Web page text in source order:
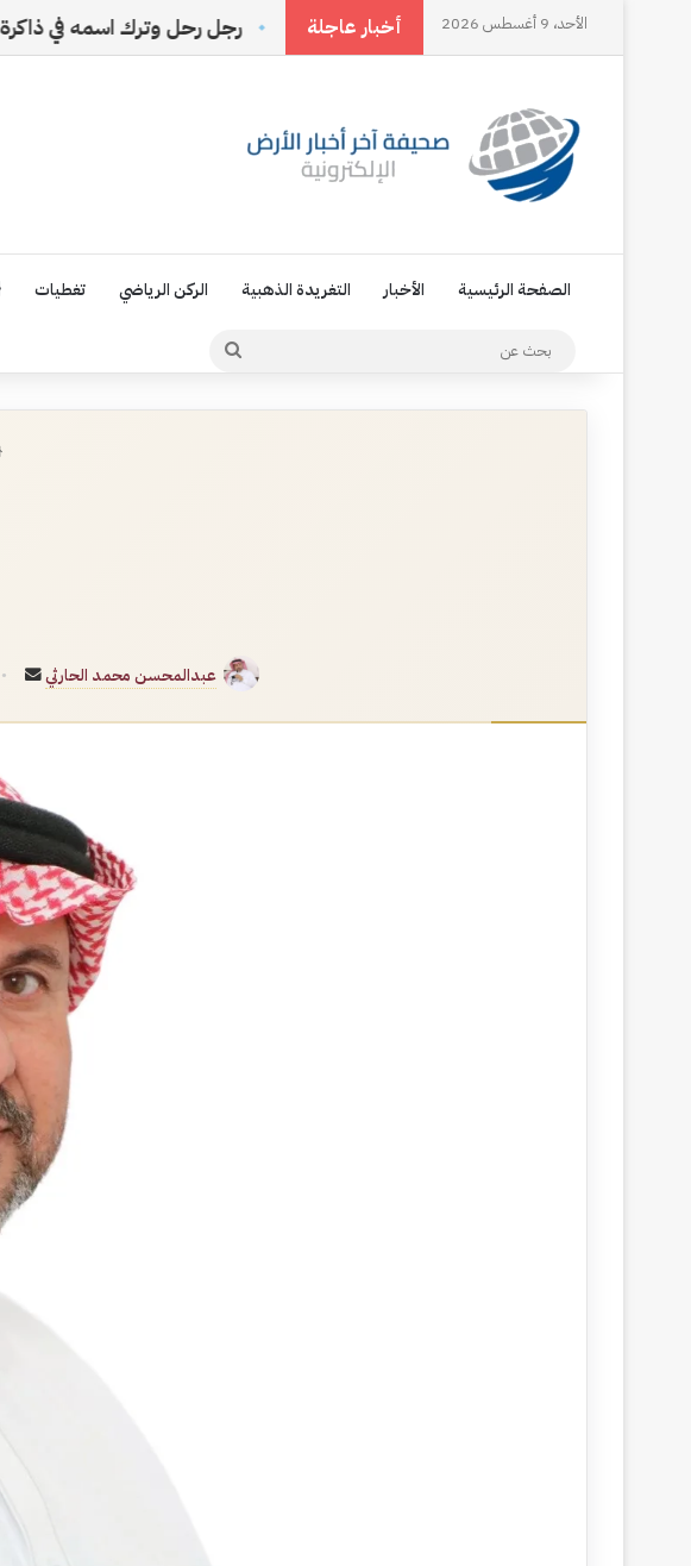
الأحد، 9 أغسطس 2026 أخبار عاجلة يحددها الناس بل تصنعها أنت رجل رحل وترك اسمه في ذاكرة المدينة
الصفحة الرئيسية الأخبار التغريدة الذهبية الركن الرياضي تغطيات
بحث
عبدالمحسن محمد الحارثي
أرسل